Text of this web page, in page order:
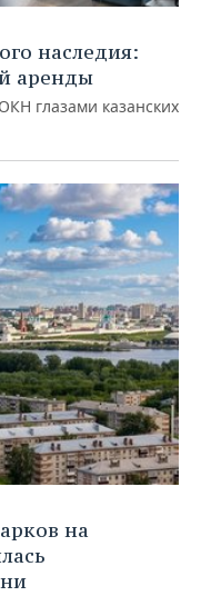
наследия:
аренды
глазами казанских
на